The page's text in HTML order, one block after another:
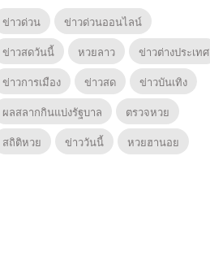
ข่าวด่วน
ข่าวด่วนออนไลน์
ข่าวสดวันนี้
หวยลาว
ข่าวต่างประเทศ
ข่าวการเมือง
ข่าวสด
ข่าวบันเทิง
ผลสลากกินแบ่งรัฐบาล
ตรวจหวย
สถิติหวย
ข่าววันนี้ หวยฮานอย